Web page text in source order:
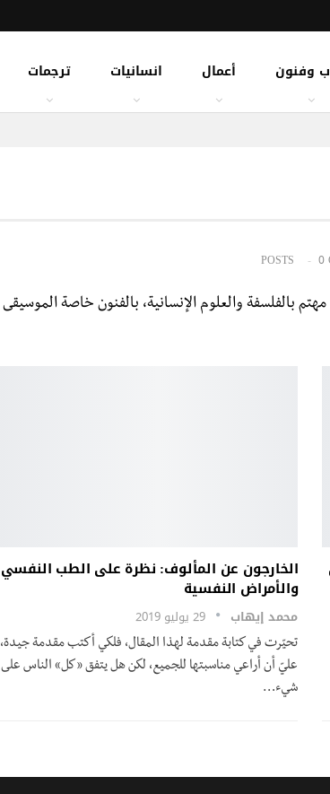
وفنون أعمال انسانيات ترجمات
0
الخارجون عن المألوف: نظرة على الطب النفسي
والأمراض النفسية
محمد إيهاب 29 يوليو 2019
تحيّرت في كتابة مقدمة لهذا المقال، فلكي أكتب مقدمة جيدة،
عليّ أن أراعي مناسبتها للجميع، لكن هل يتفق «كل» الناس على
شيء…